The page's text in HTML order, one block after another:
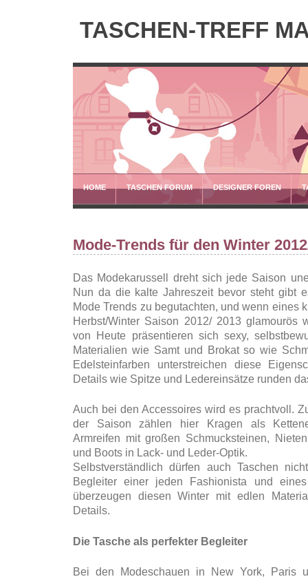
TASCHEN-TREFF
HOME TASCHEN FORUM DESIGNER FOREN
Mode-Trends für den Winter
Das Modekarussell dreht sich jede Saison
Nun da die kalte Jahreszeit bevor steht gibt
Mode Trends zu begutachten, und wenn eines
Herbst/Winter Saison 2012/ 2013 glamourös
von Heute präsentieren sich sexy,
Materialien wie Samt und Brokat so wie
Edelsteinfarben unterstreichen diese
Details wie Spitze und Ledereinsätze runden
Auch bei den Accessoires wird es prachtvoll.
der Saison zählen hier Kragen als
Armreifen mit großen Schmucksteinen,
und Boots in Lack- und Leder-Optik.
Selbstverständlich dürfen auch Taschen
Begleiter einer jeden Fashionista und
überzeugen diesen Winter mit edlen
Details.
Die Tasche als perfekter Begleiter
Bei den Modeschauen in New York, Paris